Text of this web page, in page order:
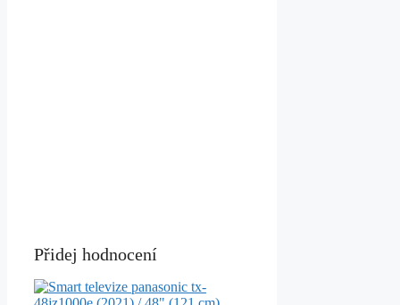
Přidej hodnocení